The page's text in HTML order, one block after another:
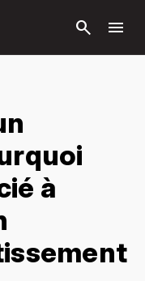
search menu
à